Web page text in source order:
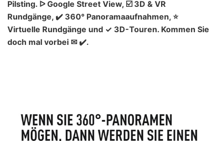
Pilsting. ᐅ Google Street View, ☑️ 3D & VR
Rundgänge, ✔️ 360° Panoramaaufnahmen, ⭐
Virtuelle Rundgänge und ✓ 3D-Touren. Kommen Sie
doch mal vorbei ✉ ✔️.